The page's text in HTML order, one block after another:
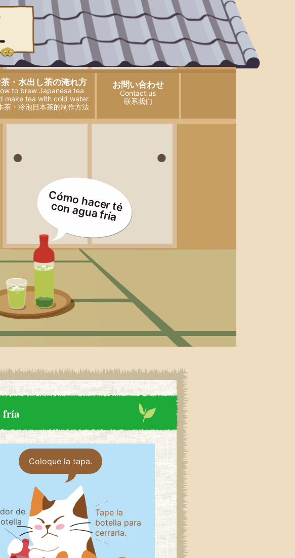
・水出し茶の淹れ方
to brew Japanese tea
make tea with cold water
茶・冷泡日本茶的制作方法
お問い合わせ
Contact us
联系我们
Cómo hacer té
con agua fría
fría
Coloque la tapa.
Tape la
botella para
cerrarla.
de